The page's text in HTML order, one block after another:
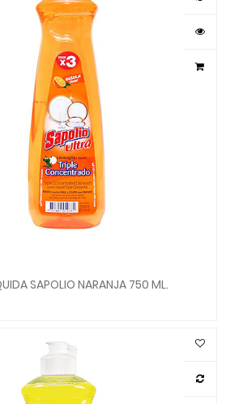
SAPOLIO NARANJA 750 ML.